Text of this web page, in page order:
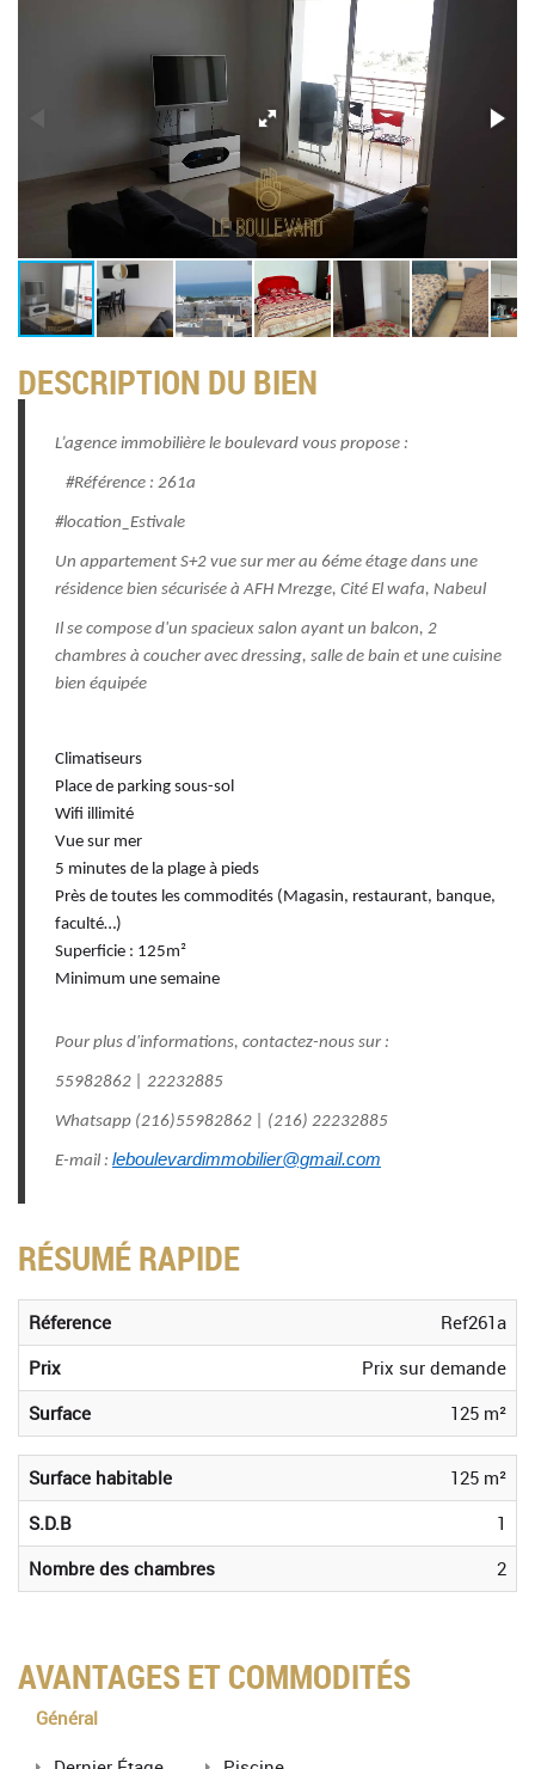
DESCRIPTION DU BIEN
L’agence immobilière le boulevard vous propose :
#Référence : 261a
#location_Estivale
Un appartement S+2 vue sur mer au 6éme étage dans une
résidence bien sécurisée à AFH Mrezge, Cité El wafa, Nabeul
Il se compose d'un spacieux salon ayant un balcon, 2
chambres à coucher avec dressing, salle de bain et une cuisine
bien équipée
Climatiseurs
Place de parking sous-sol
Wifi illimité
Vue sur mer
5 minutes de la plage à pieds
Près de toutes les commodités (Magasin, restaurant, banque,
faculté…)
Superficie : 125m²
Minimum une semaine
Pour plus d'informations, contactez-nous sur :
55982862 | 22232885
Whatsapp (216)55982862 | (216) 22232885
E-mail : leboulevardimmobilier@gmail.com
RÉSUMÉ RAPIDE
Réference
Ref261a
Prix
Prix sur demande
Surface
125 m²
Surface habitable
125 m²
S.D.B
1
Nombre des chambres
2
AVANTAGES ET COMMODITÉS
Général